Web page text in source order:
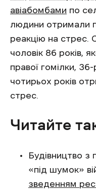
авіабомбами по
людини отримали
реакцію на
чоловік 86 років,
правої гомілки, 36-
чотирьох років
стрес.
Читайте
Будівництво
«під шумок»
зведенням